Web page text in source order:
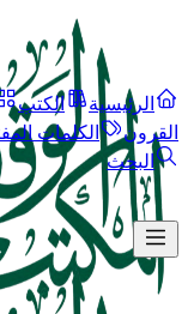
الرئيسية الكتب
القرون
الكلمات
البحث